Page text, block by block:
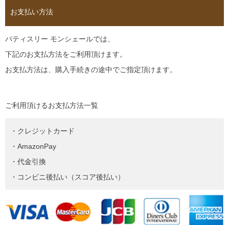
お支払い方法
パティスリー モンシェールでは、
下記のお支払方法をご利用頂けます。
お支払方法は、購入手続きの途中でご指定頂けます。
ご利用頂けるお支払方法一覧
・クレジットカード
・AmazonPay
・代金引換
・コンビニ後払い（スコア後払い）